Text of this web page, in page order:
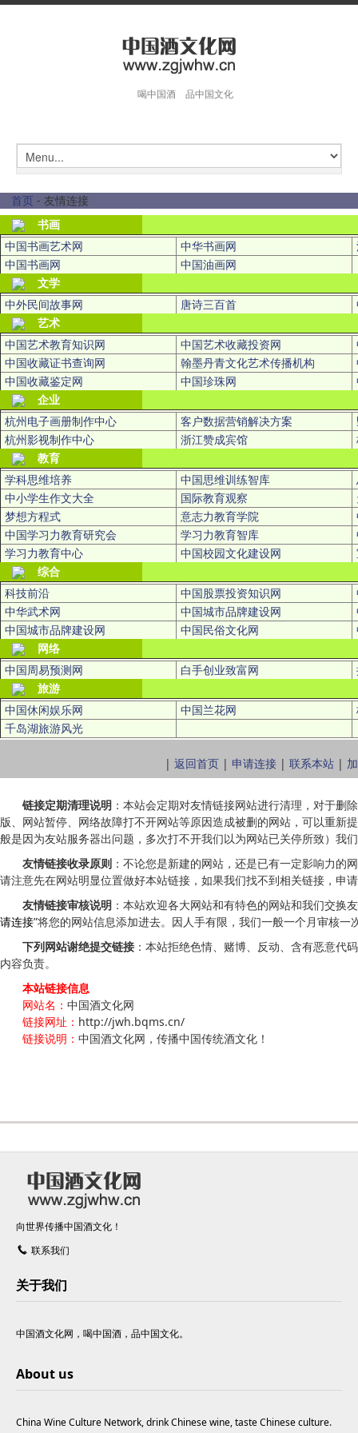
喝中国酒 品中国文化
首页 - 友情连接
书画
中国书画艺术网
中华书画网
中国书画网
中国油画网
文学
中外民间故事网
唐诗三百首
艺术
中国艺术教育知识网
中国艺术收藏投资网
中国收藏证书查询网
翰墨丹青文化艺术传播机构
中国收藏鉴定网
中国珍珠网
企业
杭州电子画册制作中心
客户数据营销解决方案
杭州影视制作中心
浙江赞成宾馆
教育
学科思维培养
中国思维训练智库
中小学生作文大全
国际教育观察
梦想方程式
意志力教育学院
中国学习力教育研究会
学习力教育智库
学习力教育中心
中国校园文化建设网
综合
科技前沿
中国股票投资知识网
中华武术网
中国城市品牌建设网
中国城市品牌建设网
中国民俗文化网
网络
中国周易预测网
白手创业致富网
旅游
中国休闲娱乐网
中国兰花网
千岛湖旅游风光
| 返回首页 | 申请连接 | 联系本站 |
链接定期清理说明 ：本站会定期对友情链接网站进行清理，对于
版、网站暂停、网络故障打不开网站等原因造成被删的网站，可以重
般是因为友站服务器出问题，多次打不开我们以为网站已关停所致）我
友情链接收录原则 ：不论您是新建的网站，还是已有一定影响力
请注意先在网站明显位置做好本站链接，如果我们找不到相关链接，申
友情链接审核说明 ：本站欢迎各大网站和有特色的网站和我们交换
请连接”将您的网站信息添加进去。因人手有限，我们一般一个月审核
下列网站谢绝提交链接 ：本站拒绝色情、赌博、反动、含有恶意代
内容负责。
本站链接信息
网站名： 中国酒文化网
链接网址： http://jwh.bqms.cn/
链接说明： 中国酒文化网，传播中国传统酒文化！
向世界传播中国酒文化！
联系我们
关于我们
中国酒文化网，喝中国酒，品中国文化。
About us
China Wine Culture Network, drink Chinese wine, taste Chinese culture.